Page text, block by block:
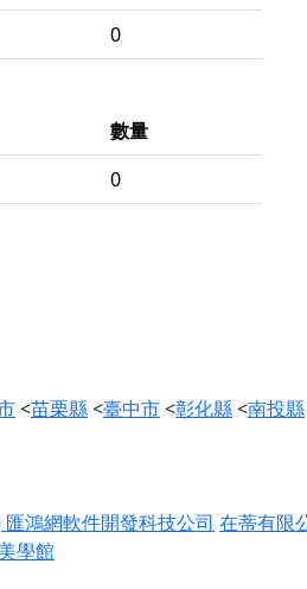
0
數量
0
<苗栗縣<臺中市<彰化縣<南投縣
匯鴻網軟件開發科技公司 在蒂有限
學館